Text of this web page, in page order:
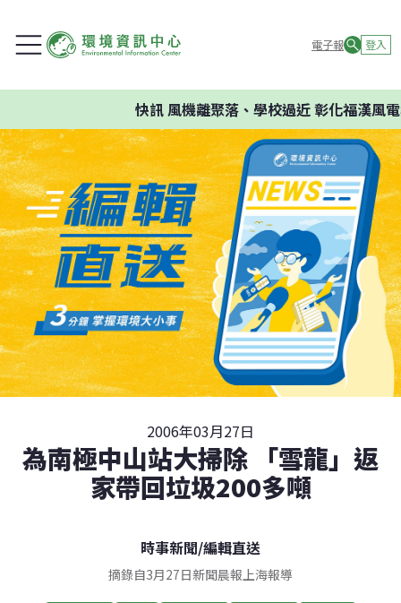
電子報 登入
快訊風機離聚落、學校過近 彰化福漢風電
2006年03月27日
為南極中山站大掃除 「雪龍」返
家帶回垃圾200多噸
時事新聞/編輯直送
摘錄自3月27日新聞晨報上海報導